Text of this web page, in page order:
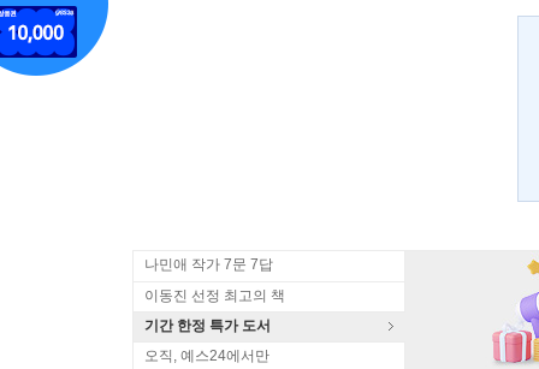
나민애 작가 7문 7답
이동진 선정 최고의 책
기간 한정 특가 도서
오직, 예스24에서만